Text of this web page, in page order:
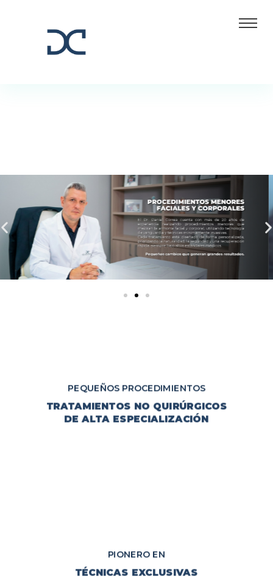
PEQUEÑOS PROCEDIMIENTOS
TRATAMIENTOS NO QUIRÚRGICOS
DE ALTA ESPECIALIZACIÓN
PIONERO EN
TÉCNICAS EXCLUSIVAS